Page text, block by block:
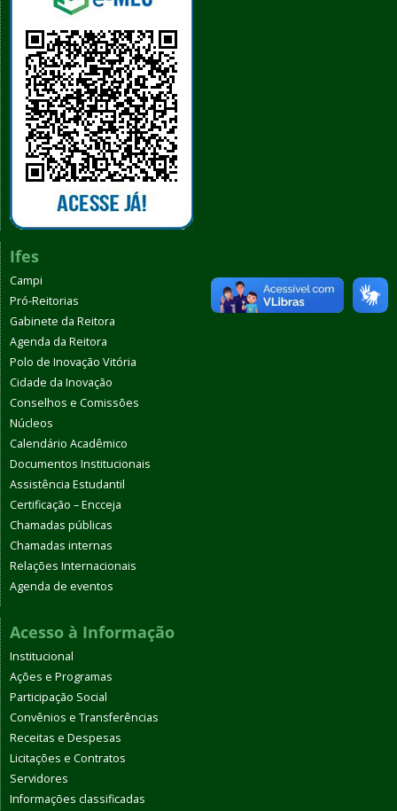
Ifes
Campi
Pró-Reitorias
Gabinete da Reitora
Agenda da Reitora
Polo de Inovação Vitória
Cidade da Inovação
Conselhos e Comissões
Núcleos
Calendário Acadêmico
Documentos Institucionais
Assistência Estudantil
Certificação – Encceja
Chamadas públicas
Chamadas internas
Relações Internacionais
Agenda de eventos
Acesso à Informação
Institucional
Ações e Programas
Participação Social
Convênios e Transferências
Receitas e Despesas
Licitações e Contratos
Servidores
Informações classificadas